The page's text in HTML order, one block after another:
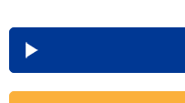
DAMの新
カラオケ最